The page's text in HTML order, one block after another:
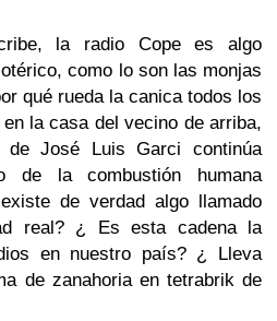
la radio Cope es algo
como lo son las monjas
qué rueda la canica todos los
la casa del vecino de arriba,
José Luis Garci continúa
de la combustión humana
de verdad algo llamado
real? ¿ Es esta cadena la
en nuestro país? ¿ Lleva
de zanahoria en tetrabrik de